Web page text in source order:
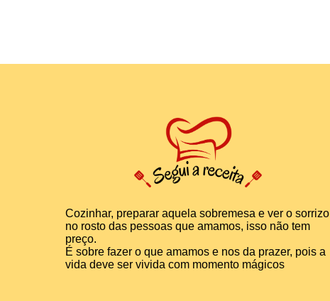
Cozinhar, preparar aquela sobremesa e ver o sorrizo
no rosto das pessoas que amamos, isso não tem
preço.
É sobre fazer o que amamos e nos da prazer, pois a
vida deve ser vivida com momento mágicos